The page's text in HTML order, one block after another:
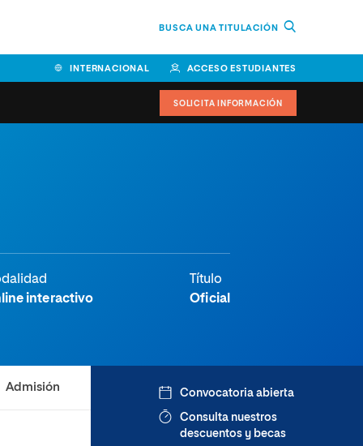
BUSCA UNA TITULACIÓN
INTERNACIONAL ACCESO ESTUDIANTES
SOLICITA INFORMACIÓN
interactivo
Título
Oficial
Admisión Convocatoria abierta
Consulta nuestros
descuentos y becas